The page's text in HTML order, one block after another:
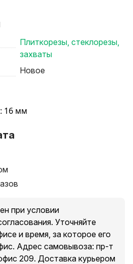
Плиткорезы, стеклорезы,
захваты
Новое
16 мм
при условии
Уточняйте
и время, за которое его
Адрес самовывоза: пр-т
209. Доставка курьером